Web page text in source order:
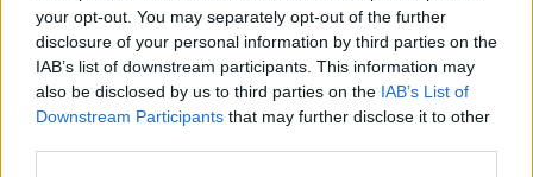
your opt-out. You may separately opt-out of the further
disclosure of your personal information by third parties on the
IAB’s list of downstream participants. This information may
also be disclosed by us to third parties on the IAB’s List of
Downstream Participants that may further disclose it to other